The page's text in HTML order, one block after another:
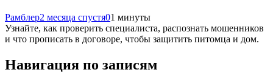
Рамблер2 месяца спустя01 минуты
Узнайте, как проверить специалиста, распознать мошенников
и что прописать в договоре, чтобы защитить питомца и дом.
Навигация по записям